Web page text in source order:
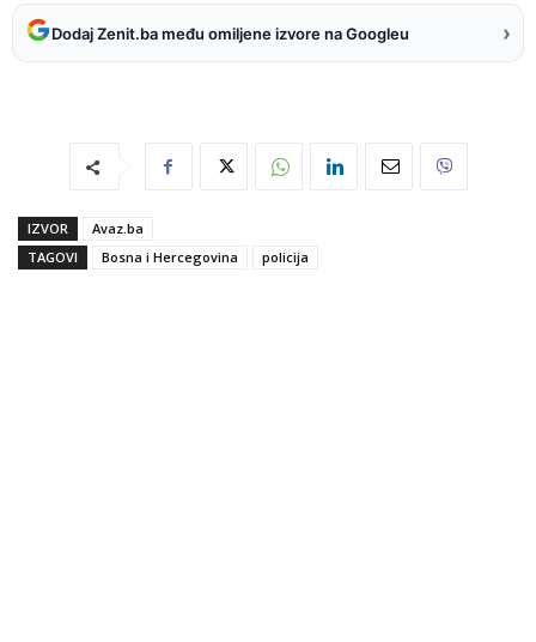
Dodaj Zenit.ba među omiljene izvore na Googleu ›
IZVOR
Avaz.ba
TAGOVI
Bosna i Hercegovina policija